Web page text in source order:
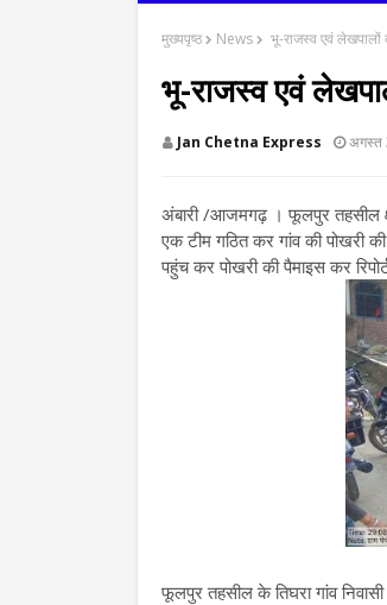
मुख्यपृष्ठ News भू-राजस्व एवं लेखपालों
भू-राजस्व एवं
Jan Chetna Express अगस्त
अंबारी /आजमगढ़ । फूलपुर तहसील
एक टीम गठित कर गांव की पोखरी
पहुंच कर पोखरी की पैमाइस कर
फूलपुर तहसील के तिघरा गांव